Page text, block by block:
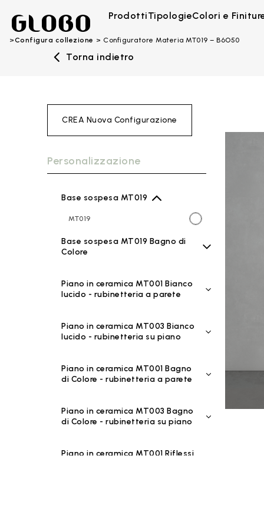
ProdottiTipologieColori e
Configura collezione Configuratore Materia MT019 – B6O50
Torna indietro
CREA Nuova Configurazione
Personalizzazione
Base sospesa MT019
MT019
Base sospesa MT019 Bagno di
Colore
Piano in ceramica MT001 Bianco
lucido - rubinetteria a parete
Piano in ceramica MT003 Bianco
lucido - rubinetteria su piano
Piano in ceramica MT001 Bagno
di Colore - rubinetteria a parete
Piano in ceramica MT003 Bagno
di Colore - rubinetteria su piano
Piano in ceramica MT001 Riflessi